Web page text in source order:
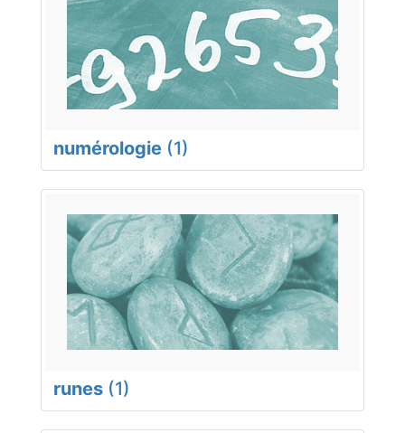
numérologie (1)
runes (1)